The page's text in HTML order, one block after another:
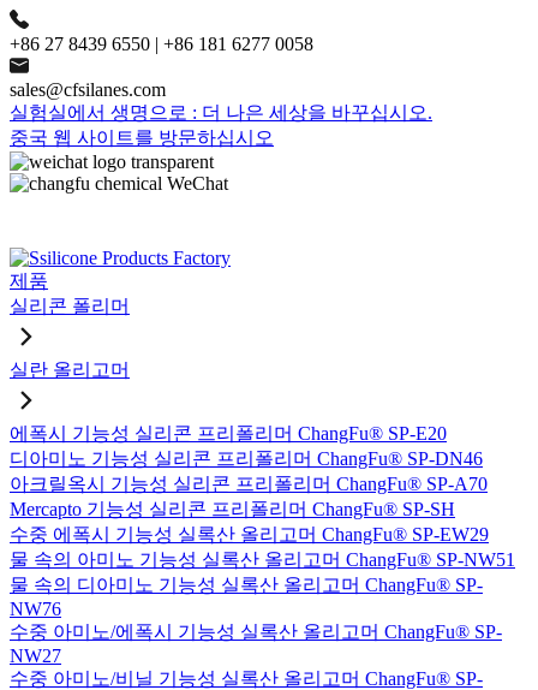
+86 27 8439 6550 | +86 181 6277 0058
sales@cfsilanes.com
실험실에서 생명으로 : 더 나은 세상을 바꾸십시오.
중국 웹 사이트를 방문하십시오
제품
실리콘 폴리머
실란 올리고머
에폭시 기능성 실리콘 프리폴리머 ChangFu® SP-E20
디아미노 기능성 실리콘 프리폴리머 ChangFu® SP-DN46
아크릴옥시 기능성 실리콘 프리폴리머 ChangFu® SP-A70
Mercapto 기능성 실리콘 프리폴리머 ChangFu® SP-SH
수중 에폭시 기능성 실록산 올리고머 ChangFu® SP-EW29
물 속의 아미노 기능성 실록산 올리고머 ChangFu® SP-NW51
물 속의 디아미노 기능성 실록산 올리고머 ChangFu® SP-
NW76
수중 아미노/에폭시 기능성 실록산 올리고머 ChangFu® SP-
NW27
수중 아미노/비닐 기능성 실록산 올리고머 ChangFu® SP-